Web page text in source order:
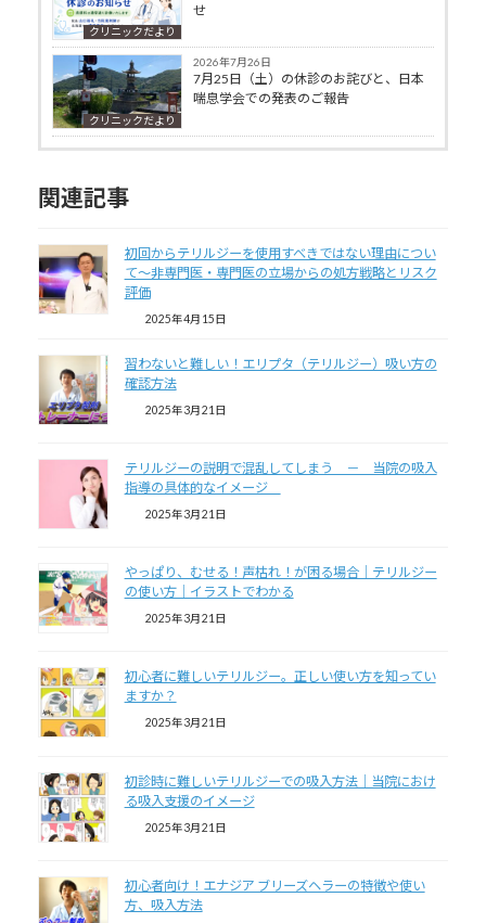
クリニックだより
せ
クリニックだより
2026年7月26日
7月25日（土）の休診のお詫びと、日本
喘息学会での発表のご報告
関連記事
初回からテリルジーを使用すべきではない理由につい
て～非専門医・専門医の立場からの処方戦略とリスク
評価
2025年4月15日
習わないと難しい！エリプタ（テリルジー）吸い方の
確認方法
2025年3月21日
テリルジーの説明で混乱してしまう － 当院の吸入
指導の具体的なイメージ
2025年3月21日
やっぱり、むせる！声枯れ！が困る場合｜テリルジー
の使い方｜イラストでわかる
2025年3月21日
初心者に難しいテリルジー。正しい使い方を知ってい
ますか？
2025年3月21日
初診時に難しいテリルジーでの吸入方法｜当院におけ
る吸入支援のイメージ
2025年3月21日
初心者向け！エナジア ブリーズヘラーの特徴や使い
方、吸入方法